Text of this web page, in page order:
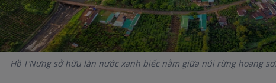
Hồ T’Nưng sở hữu làn nước xanh biếc nằm giữa núi rừng hoang